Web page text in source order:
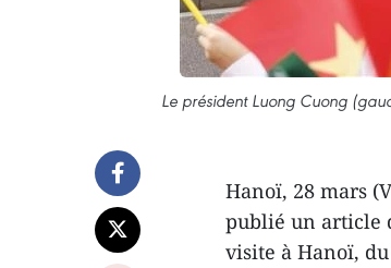
Le président Luong Cuong
Hanoï, 28 mars
publié un article
visite à Hanoï,